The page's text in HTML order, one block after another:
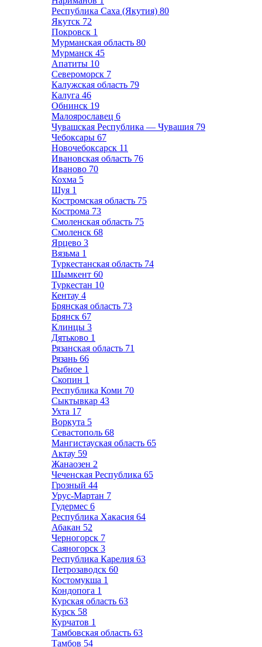
Республика Саха (Якутия) 80
Якутск 72
Покровск 1
Мурманская область 80
Мурманск 45
Апатиты 10
Североморск 7
Калужская область 79
Калуга 46
Обнинск 19
Малоярославец 6
Чувашская Республика — Чувашия 79
Чебоксары 67
Новочебоксарск 11
Ивановская область 76
Иваново 70
Кохма 5
Шуя 1
Костромская область 75
Кострома 73
Смоленская область 75
Смоленск 68
Ярцево 3
Вязьма 1
Туркестанская область 74
Шымкент 60
Туркестан 10
Кентау 4
Брянская область 73
Брянск 67
Клинцы 3
Дятьково 1
Рязанская область 71
Рязань 66
Рыбное 1
Скопин 1
Республика Коми 70
Сыктывкар 43
Ухта 17
Воркута 5
Севастополь 68
Мангистауская область 65
Актау 59
Жанаозен 2
Чеченская Республика 65
Грозный 44
Урус-Мартан 7
Гудермес 6
Республика Хакасия 64
Абакан 52
Черногорск 7
Саяногорск 3
Республика Карелия 63
Петрозаводск 60
Костомукша 1
Кондопога 1
Курская область 63
Курск 58
Курчатов 1
Тамбовская область 63
Тамбов 54